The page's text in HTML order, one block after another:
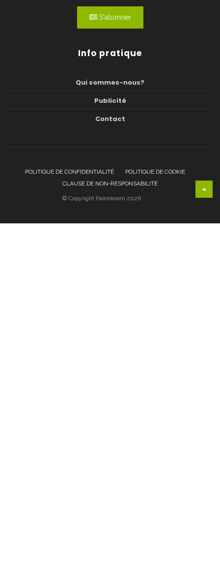
S'abonner
Info pratique
Qui sommes-nous?
Publicité
Contact
POLITIQUE DE CONFIDENTIALITÉ
POLITIQUE DE COOKIE
CLAUSE DE NON-RESPONSABILITÉ
© Copyright Palindroom 2026